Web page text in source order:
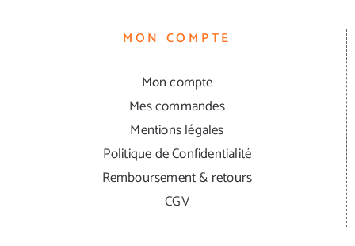
MON COMPTE
Mon compte
Mes commandes
Mentions légales
Politique de Confidentialité
Remboursement & retours
CGV